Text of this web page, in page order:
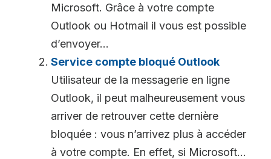
Microsoft. Grâce à votre compte
Outlook ou Hotmail il vous est possible
d’envoyer...
Service compte bloqué Outlook
Utilisateur de la messagerie en ligne
Outlook, il peut malheureusement vous
arriver de retrouver cette dernière
bloquée : vous n’arrivez plus à accéder
à votre compte. En effet, si Microsoft...